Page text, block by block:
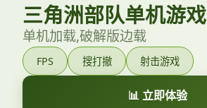
三角洲部队单机游戏
单机加载,破解版边载
FPS 搜打撤 射击游戏
📊 立即体验